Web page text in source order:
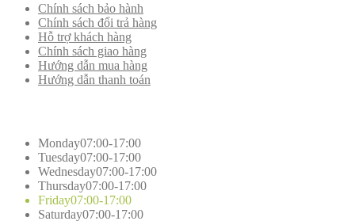
Chính sách bảo hành
Chính sách đổi trả hàng
Hỗ trợ khách hàng
Chính sách giao hàng
Hướng dẫn mua hàng
Hướng dẫn thanh toán
Monday07:00-17:00
Tuesday07:00-17:00
Wednesday07:00-17:00
Thursday07:00-17:00
Friday07:00-17:00
Saturday07:00-17:00